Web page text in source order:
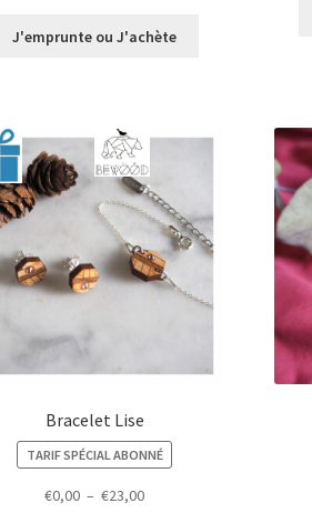
prix :
J'emprunte ou J'achète
Bracelet Lise
TARIF SPÉCIAL ABONNÉ
€0,00 – €23,00Plage